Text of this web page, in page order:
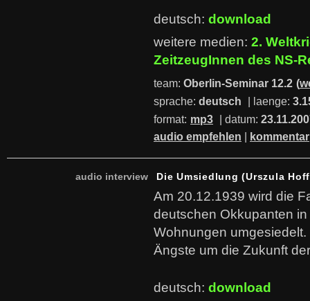
deutsch: download
weitere medien: 2.
ZeitzeugInnen des NS-
team: Oberlin-Seminar 12.2 (
sprache: deutsch | laenge:
format: mp3 | datum:
audio empfehlen
kommentar
audio interview Die Umsiedlung (Urszula
Am 20.12.1939 wird die
deutschen Okkupanten
Wohnungen
Ängste um die Zukunft
deutsch: download